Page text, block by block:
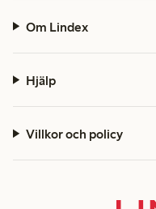
Om Lindex
Hjälp
Villkor och policy